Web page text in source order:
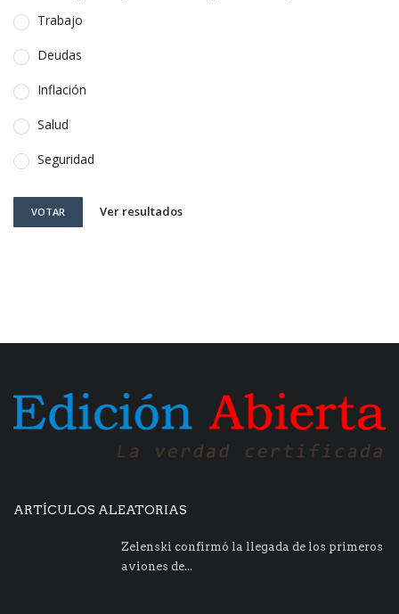
Trabajo
Deudas
Inflación
Salud
Seguridad
VOTAR Ver resultados
ARTÍCULOS ALEATORIAS
Zelenski confirmó la llegada de los primeros
aviones de...